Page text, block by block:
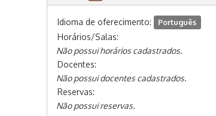
Idioma de oferecimento: Português
Horários/Salas:
Não possui horários cadastrados.
Docentes:
Não possui docentes cadastrados.
Reservas:
Não possui reservas.